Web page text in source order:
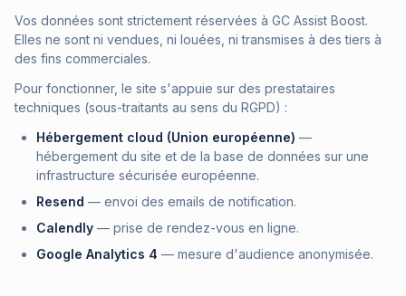
Vos données sont strictement réservées à GC Assist Boost.
Elles ne sont ni vendues, ni louées, ni transmises à des tiers à
des fins commerciales.
Pour fonctionner, le site s'appuie sur des prestataires
techniques (sous-traitants au sens du RGPD) :
Hébergement cloud (Union européenne) —
hébergement du site et de la base de données sur une
infrastructure sécurisée européenne.
Resend — envoi des emails de notification.
Calendly — prise de rendez-vous en ligne.
Google Analytics 4 — mesure d'audience anonymisée.